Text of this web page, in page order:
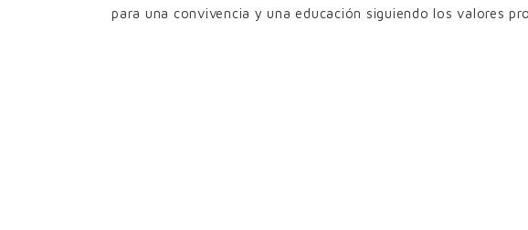
para una convivencia y una educación siguiendo los valores